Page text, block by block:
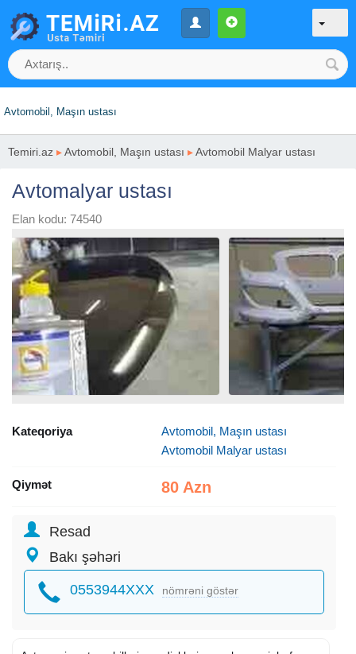
Avtomobil, Maşın ustası
Temiri.az ▸Avtomobil, Maşın ustası ▸Avtomobil Malyar ustası
Avtomalyar ustası
Elan kodu: 74540
Kateqoriya
Avtomobil, Maşın ustası
Avtomobil Malyar ustası
Qiymət 80 Azn
Resad
Bakı şəhəri
0553944XXX nömrəni göstər